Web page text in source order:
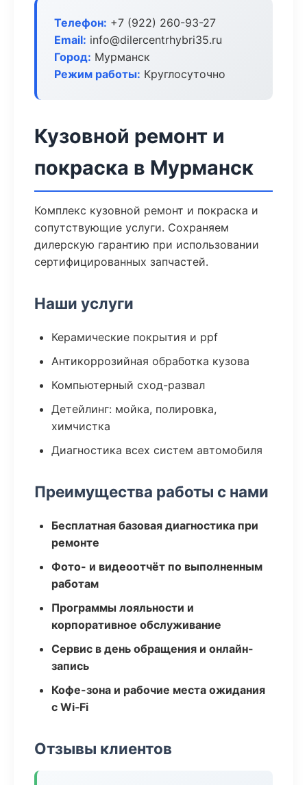
Телефон: +7 (922) 260-93-27
Email: info@dilercentrhybri35.ru
Город: Мурманск
Режим работы: Круглосуточно
Кузовной ремонт и
покраска в Мурманск
Комплекс кузовной ремонт и покраска и
сопутствующие услуги. Сохраняем
дилерскую гарантию при использовании
сертифицированных запчастей.
Наши услуги
Керамические покрытия и ppf
Антикоррозийная обработка кузова
Компьютерный сход-развал
Детейлинг: мойка, полировка,
химчистка
Диагностика всех систем автомобиля
Преимущества работы с нами
Бесплатная базовая диагностика при
ремонте
Фото- и видеоотчёт по выполненным
работам
Программы лояльности и
корпоративное обслуживание
Сервис в день обращения и онлайн-
запись
Кофе-зона и рабочие места ожидания
с Wi‑Fi
Отзывы клиентов